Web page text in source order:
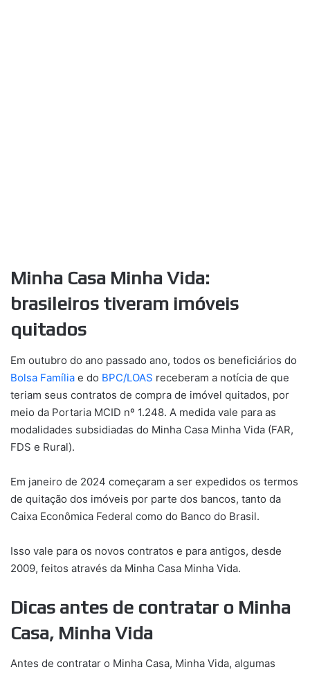
Minha Casa Minha Vida:
brasileiros tiveram imóveis
quitados
Em outubro do ano passado ano, todos os beneficiários do
Bolsa Família e do BPC/LOAS receberam a notícia de que
teriam seus contratos de compra de imóvel quitados, por
meio da Portaria MCID nº 1.248. A medida vale para as
modalidades subsidiadas do Minha Casa Minha Vida (FAR,
FDS e Rural).
Em janeiro de 2024 começaram a ser expedidos os termos
de quitação dos imóveis por parte dos bancos, tanto da
Caixa Econômica Federal como do Banco do Brasil.
Isso vale para os novos contratos e para antigos, desde
2009, feitos através da Minha Casa Minha Vida.
Dicas antes de contratar o Minha
Casa, Minha Vida
Antes de contratar o Minha Casa, Minha Vida, algumas